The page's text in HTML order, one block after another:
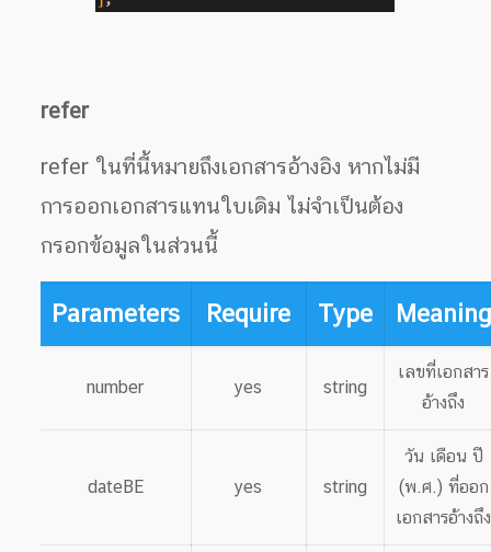
refer
refer ในที่นี้หมายถึงเอกสารอ้างอิง หากไม่มี
การออกเอกสารแทนใบเดิม ไม่จำเป็นต้อง
กรอกข้อมูลในส่วนนี้
Parameters Require Type Meaning
number yes string
เลขที่เอกสาร
อ้างถึง
dateBE yes string
วัน เดือน ปี
(พ.ศ.) ที่ออก
เอกสารอ้างถึง